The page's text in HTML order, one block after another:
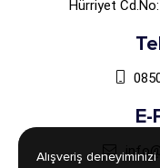
Alışveriş
Hürriyet
Alışveriş